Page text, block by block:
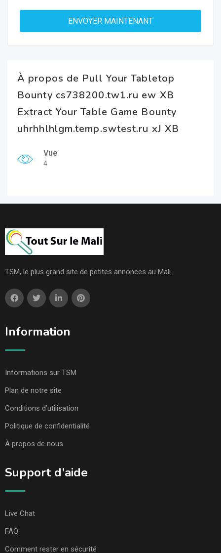
À propos de Pull Your Tabletop
Bounty cs738200.tw1.ru ew XB
Extract Your Table Game Bounty
uhrhhlhlgm.temp.swtest.ru xJ XB
Vue
4
TSM, le plus grand site de petites annonces au Mali.
Information
Informations sur TSM
Plan de notre site
Conditions d’utilisation
Politique de confidentialité
À propos de nous
Support d’aide
Live Chat
FAQ
Comment rester en sécurité